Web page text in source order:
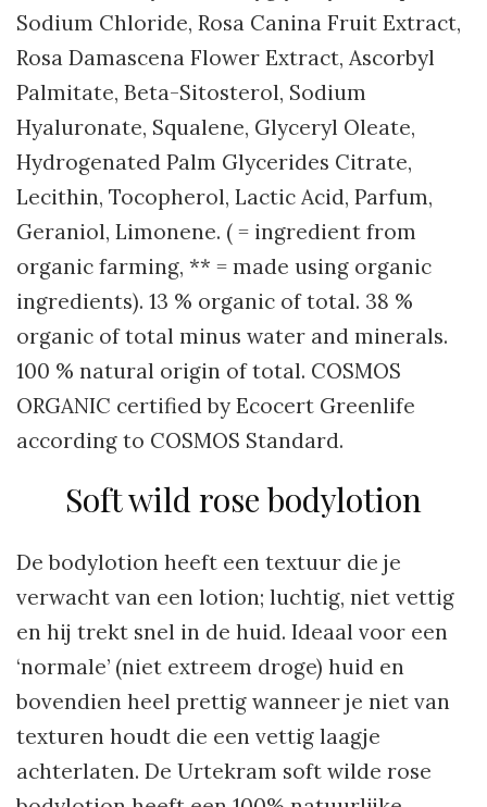
Sodium Chloride, Rosa Canina Fruit Extract,
Rosa Damascena Flower Extract, Ascorbyl
Palmitate, Beta-Sitosterol, Sodium
Hyaluronate, Squalene, Glyceryl Oleate,
Hydrogenated Palm Glycerides Citrate,
Lecithin, Tocopherol, Lactic Acid, Parfum,
Geraniol, Limonene. ( = ingredient from
organic farming, ** = made using organic
ingredients). 13 % organic of total. 38 %
organic of total minus water and minerals.
100 % natural origin of total. COSMOS
ORGANIC certified by Ecocert Greenlife
according to COSMOS Standard.
Soft wild rose bodylotion
De bodylotion heeft een textuur die je
verwacht van een lotion; luchtig, niet vettig
en hij trekt snel in de huid. Ideaal voor een
‘normale’ (niet extreem droge) huid en
bovendien heel prettig wanneer je niet van
texturen houdt die een vettig laagje
achterlaten. De Urtekram soft wilde rose